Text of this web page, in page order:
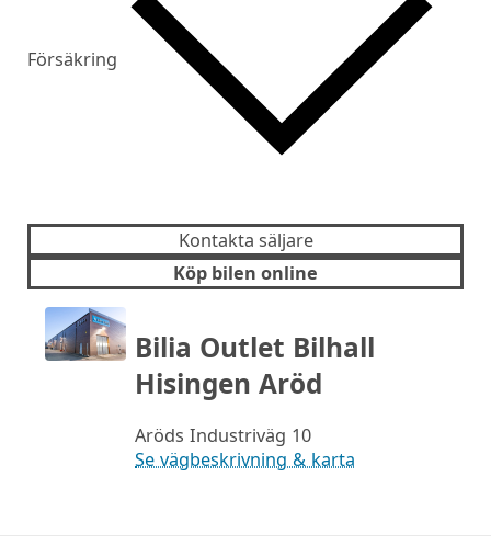
Försäkring
Kontakta säljare
Köp bilen online
Bilia Outlet Bilhall
Hisingen Aröd
Aröds Industriväg 10
Se vägbeskrivning & karta